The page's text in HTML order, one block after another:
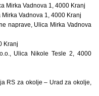
Mirka Vadnova 1, 4000 Kranj
Vadnova 1, 4000 Kranj
naprave, Ulica Mirka Vadnova
Kranj
Ulica Nikole Tesle 2, 4000
RS za okolje – Urad za okolje,